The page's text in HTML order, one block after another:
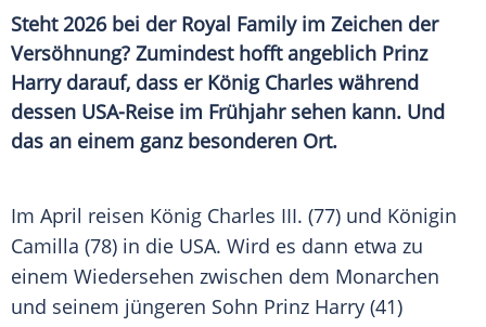
Steht 2026 bei der Royal Family im Zeichen der
Versöhnung? Zumindest hofft angeblich Prinz
Harry darauf, dass er König Charles während
dessen USA-Reise im Frühjahr sehen kann. Und
das an einem ganz besonderen Ort.
Im April reisen König Charles III. (77) und Königin
Camilla (78) in die USA. Wird es dann etwa zu
einem Wiedersehen zwischen dem Monarchen
und seinem jüngeren Sohn Prinz Harry (41)